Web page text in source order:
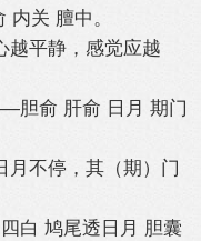
关 膻中。
越平静，感觉应越
胆俞 肝俞 日月 期门
月不停，其（期）门
白 鸠尾透日月 胆囊